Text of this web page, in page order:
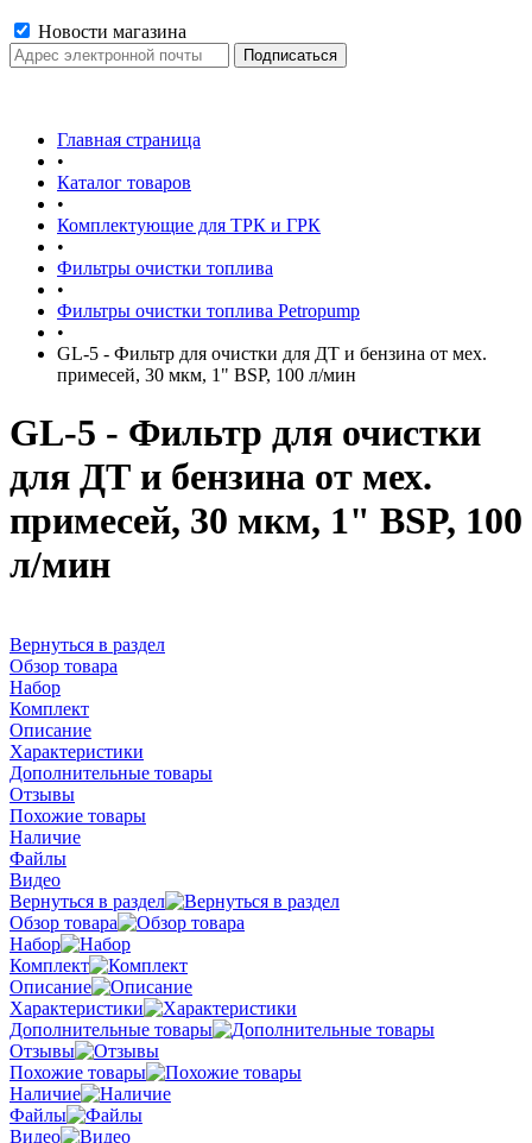
Новости магазина
Главная страница
•
Каталог товаров
•
Комплектующие для ТРК и ГРК
•
Фильтры очистки топлива
•
Фильтры очистки топлива Petropump
•
GL-5 - Фильтр для очистки для ДТ и бензина от мех.
примесей, 30 мкм, 1" BSP, 100 л/мин
GL-5 - Фильтр для очистки
для ДТ и бензина от мех.
примесей, 30 мкм, 1" BSP, 100
л/мин
Вернуться в раздел
Обзор товара
Набор
Комплект
Описание
Характеристики
Дополнительные товары
Отзывы
Похожие товары
Наличие
Файлы
Видео
Вернуться в раздел
Обзор товара
Набор
Комплект
Описание
Характеристики
Дополнительные товары
Отзывы
Похожие товары
Наличие
Файлы
Видео